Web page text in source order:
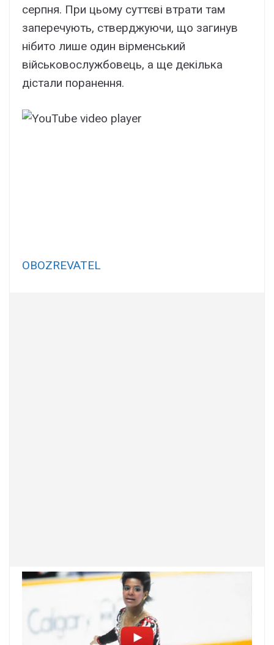
серпня. При цьому суттєві втрати там
заперечують, стверджуючи, що загинув
нібито лише один вірменський
військовослужбовець, а ще декілька
дістали поранення.
OBOZREVATEL